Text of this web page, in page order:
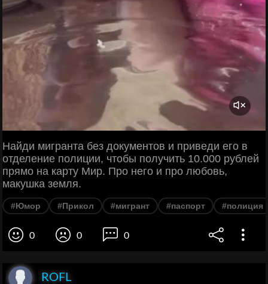
Найди мигранта без документов и приведи его в
отделение полиции, чтобы получить 10.000 рублей
прямо на карту Мир. Про него и про любовь,
макушка земля.
#Юмор #Прикол #мигрант #паспорт #полиция
0 0 0
ROFL